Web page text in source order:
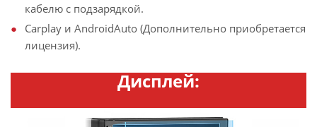
кабелю с подзарядкой.
Carplay и AndroidAuto (Дополнительно приобретается
лицензия).
Дисплей: